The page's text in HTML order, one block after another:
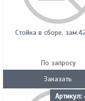
Стойка в сборе,
По запросу
Заказать
Артикул: